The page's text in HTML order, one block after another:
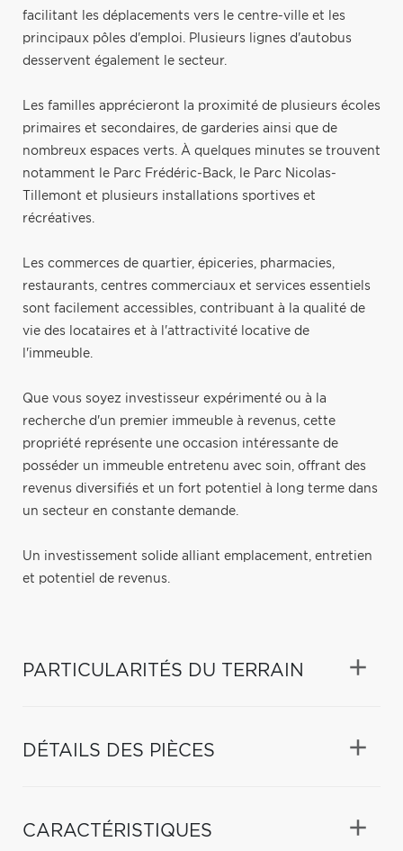
facilitant les déplacements vers le centre-ville et les
principaux pôles d'emploi. Plusieurs lignes d'autobus
desservent également le secteur.
Les familles apprécieront la proximité de plusieurs écoles
primaires et secondaires, de garderies ainsi que de
nombreux espaces verts. À quelques minutes se trouvent
notamment le Parc Frédéric-Back, le Parc Nicolas-
Tillemont et plusieurs installations sportives et
récréatives.
Les commerces de quartier, épiceries, pharmacies,
restaurants, centres commerciaux et services essentiels
sont facilement accessibles, contribuant à la qualité de
vie des locataires et à l'attractivité locative de
l'immeuble.
Que vous soyez investisseur expérimenté ou à la
recherche d'un premier immeuble à revenus, cette
propriété représente une occasion intéressante de
posséder un immeuble entretenu avec soin, offrant des
revenus diversifiés et un fort potentiel à long terme dans
un secteur en constante demande.
Un investissement solide alliant emplacement, entretien
et potentiel de revenus.
PARTICULARITÉS DU TERRAIN
DÉTAILS DES PIÈCES
CARACTÉRISTIQUES